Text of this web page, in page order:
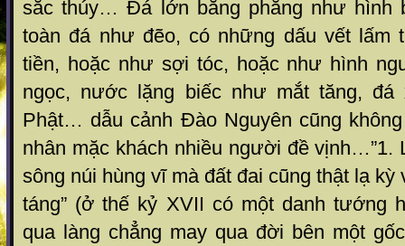
sắc thúy… Đá lớn bằng phẳng như hình
toàn đá như đẽo, có những dấu vết lấm
tiền, hoặc như sợi tóc, hoặc như hình
ngọc, nước lặng biếc như mắt tăng, đá
Phật… dẫu cảnh Đào Nguyên cũng
nhân mặc khách nhiều người đề vịnh…”1.
sông núi hùng vĩ mà đất đai cũng thật lạ kỳ
táng” (ở thế kỷ XVII có một danh tướng
qua làng chẳng may qua đời bên một